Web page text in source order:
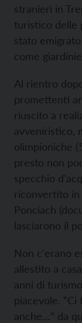
stranieri in
turistico delle
stato
come
Al rientro
promettenti
riuscito a
avveniristico,
olimpioniche
presto non
specchio
riconvertito in
Ponciach
lasciarono il
Non c'erano
allestito a
anni di
piacevole. “Ci
anche…” da